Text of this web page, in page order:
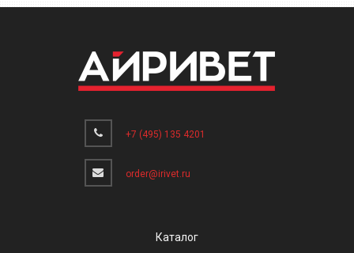
+7 (495) 135 4201
order@irivet.ru
Каталог